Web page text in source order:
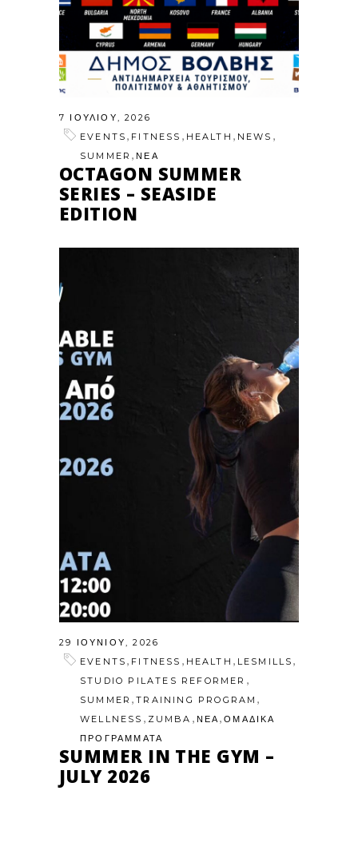
7 ΙΟΥΛΊΟΥ, 2026
EVENTS , FITNESS , HEALTH , NEWS ,
SUMMER ,ΝΕΑ
OCTAGON SUMMER
SERIES – SEASIDE
EDITION
29 ΙΟΥΝΊΟΥ, 2026
EVENTS , FITNESS , HEALTH , LESMILLS ,
STUDIO PILATES REFORMER ,
SUMMER ,TRAINING PROGRAM ,
WELLNESS , ZUMBA , ΝΕΑ,ΟΜΑΔΙΚΑ
ΠΡΟΓΡΑΜΜΑΤΑ
SUMMER IN THE GYM –
JULY 2026